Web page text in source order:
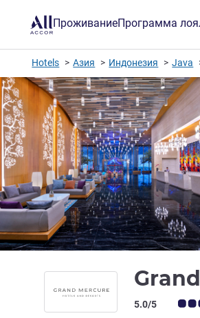
ПроживаниеПрограмма
Hotels Азия Индонезия Java
Примечание:
5.0/5